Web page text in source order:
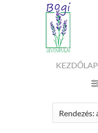
KEZDŐLAP